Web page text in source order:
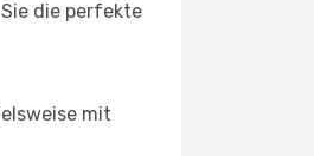
die perfekte
mit